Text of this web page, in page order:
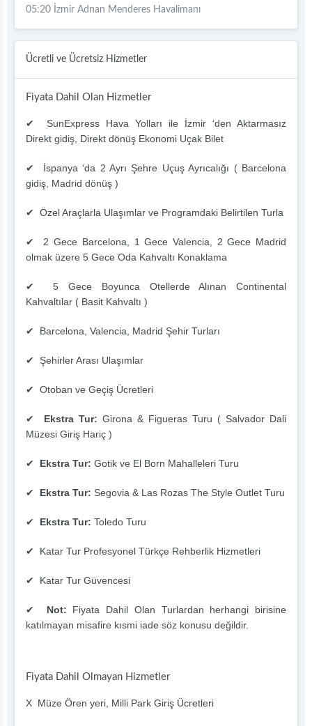
05:20 İzmir Adnan Menderes Havalimanı
Ücretli ve Ücretsiz Hizmetler
Fiyata Dahil Olan Hizmetler
✔ SunExpress Hava Yolları ile İzmir ‘den Aktarmasız
Direkt gidiş, Direkt dönüş Ekonomi Uçak Bilet
✔ İspanya ‘da 2 Ayrı Şehre Uçuş Ayrıcalığı ( Barcelona
gidiş, Madrid dönüş )
✔ Özel Araçlarla Ulaşımlar ve Programdaki Belirtilen Turla
✔ ​2 Gece Barcelona, 1 Gece Valencia, 2 Gece Madrid
olmak üzere 5 Gece Oda Kahvaltı Konaklama
✔ 5 Gece Boyunca Otellerde Alınan Continental
Kahvaltılar ( Basit Kahvaltı )
✔ Barcelona, Valencia, Madrid Şehir Turları
✔ Şehirler Arası Ulaşımlar
✔ Otoban ve Geçiş Ücretleri
✔ Ekstra Tur: Girona & Figueras Turu ( Salvador Dali
Müzesi Giriş Hariç )
✔ Ekstra Tur: Gotik ve El Born Mahalleleri Turu
✔ Ekstra Tur: Segovia & Las Rozas The Style Outlet Turu
✔ Ekstra Tur: Toledo Turu
✔ Katar Tur Profesyonel Türkçe Rehberlik Hizmetleri
✔ Katar Tur Güvencesi
✔ Not: Fiyata Dahil Olan Turlardan herhangi birisine
katılmayan misafire kısmi iade söz konusu değildir.
Fiyata Dahil Olmayan Hizmetler
X Müze Ören yeri, Milli Park Giriş Ücretleri